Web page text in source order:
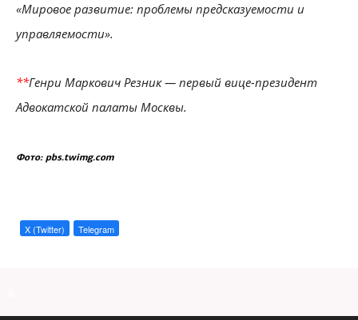
«Мировое развитие: проблемы предсказуемости и
управляемости».
**Генри Маркович Резник — первый вице-президент
Адвокатской палаты Москвы.
Фото: pbs.twimg.com
X (Twitter) Telegram